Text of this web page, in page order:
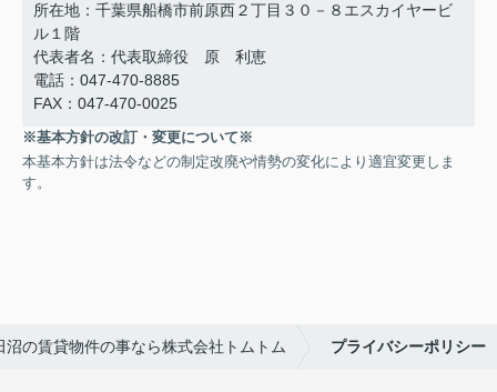
所在地：千葉県船橋市前原西２丁目３０－８エスカイヤービ
ル１階
代表者名：代表取締役 原 利恵
電話：047-470-8885
FAX：047-470-0025
※基本方針の改訂・変更について※
本基本方針は法令などの制定改廃や情勢の変化により適宜変更しま
す。
沼の賃貸物件の事なら株式会社トムトム プライバシーポリシー